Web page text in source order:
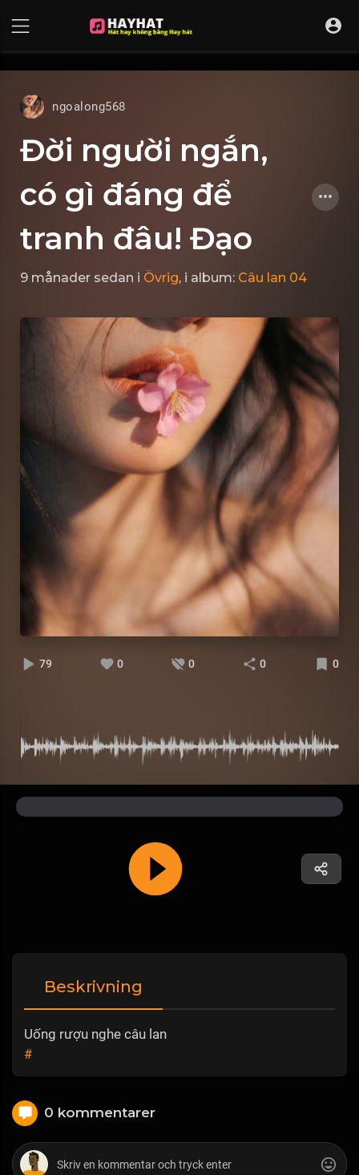
ngoalong568
Đời người ngắn,
có gì đáng để
tranh đâu! Đạo
9 månader sedan i Övrig, i album: Câu lan 04
79 0 0 0 0
Beskrivning
Uống rượu nghe câu lan
#
0 kommentarer